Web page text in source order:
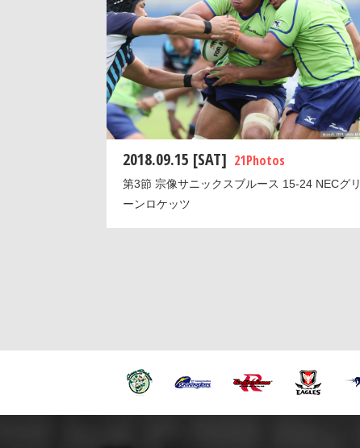
2018.09.15 [SAT] 21 Photos
第3節 宗像サニックスブルース 15-24 NECグリ
ーンロケッツ